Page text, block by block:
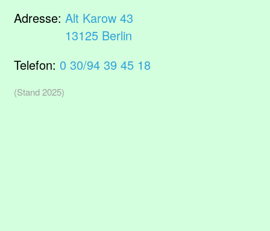
Adresse: Alt Karow 43
13125 Berlin
Telefon: 0 30/94 39 45 18
(Stand 2025)